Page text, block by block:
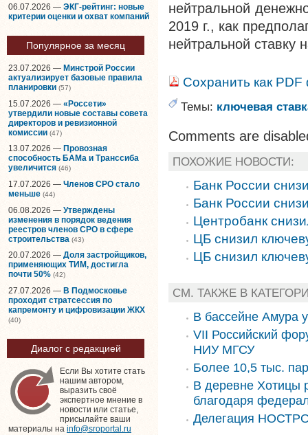
06.07.2026 — ЭКГ-рейтинг: новые
критерии оценки и охват компаний
Популярное за месяц
23.07.2026 — Минстрой России
актуализирует базовые правила
планировки (57)
15.07.2026 — «Россети»
утвердили новые составы совета
директоров и ревизионной
комиссии (47)
13.07.2026 — Провозная
способность БАМа и Транссиба
увеличится (46)
17.07.2026 — Членов СРО стало
меньше (44)
06.08.2026 — Утверждены
изменения в порядок ведения
реестров членов СРО в сфере
строительства (43)
20.07.2026 — Доля застройщиков,
применяющих ТИМ, достигла
почти 50% (42)
27.07.2026 — В Подмосковье
проходит стратсессия по
капремонту и цифровизации ЖКХ
(40)
Диалог с редакцией
Если Вы хотите стать
нашим автором,
выразить своё
экспертное мнение в
новости или статье,
присылайте ваши
материалы на info@sroportal.ru
нейтральной
2019 г., как
нейтральной ставку
Сохранить как
Темы: ключевая
Comments are
ПОХОЖИЕ НОВОСТИ:
Банк России
Банк России
Центробанк
ЦБ снизил
ЦБ снизил
СМ. ТАКЖЕ В
В бассейне Амура
VII Российский
НИУ МГСУ
Более 10,5 тыс.
В деревне Хотицы
благодаря
Делегация